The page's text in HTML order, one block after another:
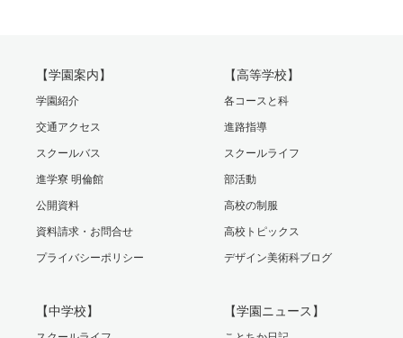
【学園案内】
学園紹介
交通アクセス
スクールバス
進学寮 明倫館
公開資料
資料請求・お問合せ
プライバシーポリシー
【高等学校】
各コースと科
進路指導
スクールライフ
部活動
高校の制服
高校トピックス
デザイン美術科ブログ
【中学校】 【学園ニュース】